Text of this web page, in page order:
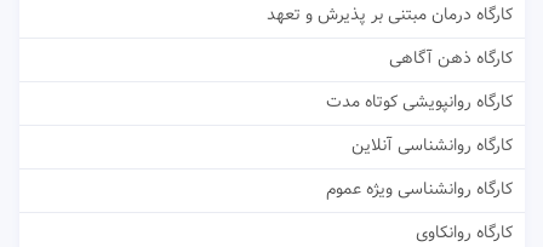
کارگاه درمان مبتنی بر پذیرش و تعهد
کارگاه ذهن آگاهی
کارگاه روانپویشی کوتاه مدت
کارگاه روانشناسی آنلاین
کارگاه روانشناسی ویژه عموم
کارگاه روانکاوی